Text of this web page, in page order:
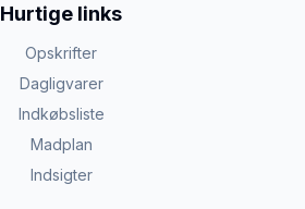
Hurtige links
Opskrifter
Dagligvarer
Indkøbsliste
Madplan
Indsigter